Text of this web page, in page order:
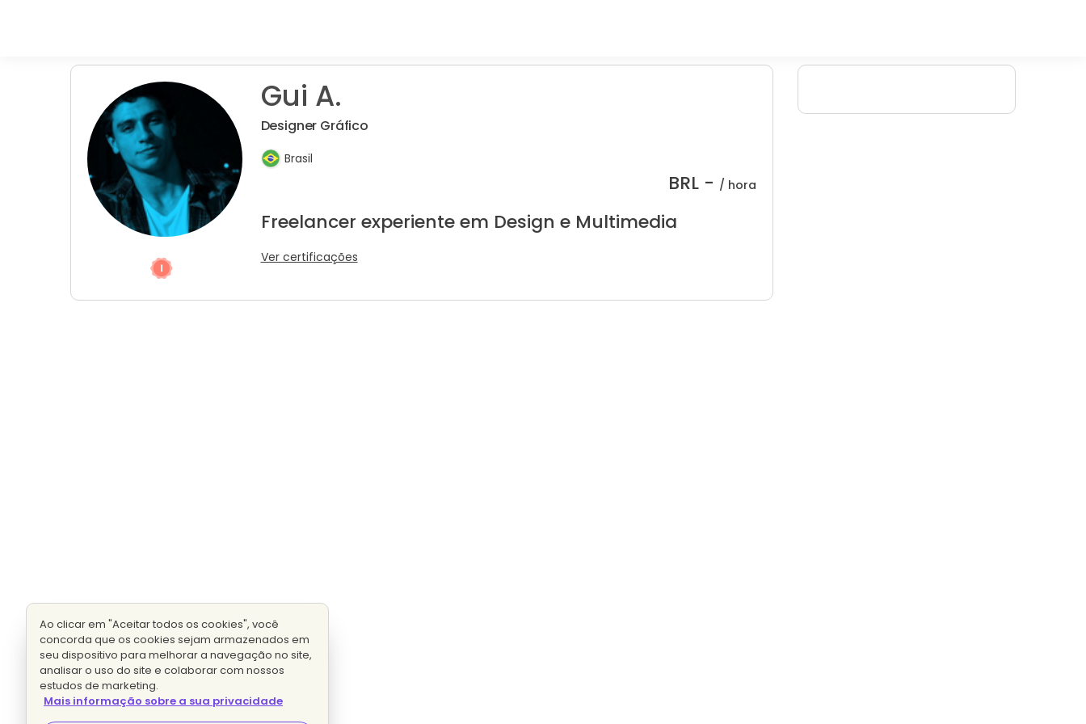
Gui A.
Designer Gráfico
Brasil
BRL - / hora
Freelancer experiente em Design e Multimedia
Ver certificações
Ao clicar em "Aceitar todos os cookies", você
concorda que os cookies sejam armazenados em
seu dispositivo para melhorar a navegação no site,
analisar o uso do site e colaborar com nossos
estudos de marketing.
Mais informação sobre a sua privacidade